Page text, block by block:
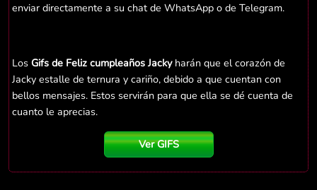
enviar directamente a su chat de WhatsApp o de Telegram.
Los Gifs de Feliz cumpleaños Jackyharán que el corazón de
Jacky estalle de ternura y cariño, debido a que cuentan con
bellos mensajes. Estos servirán para que ella se dé cuenta de
cuanto le aprecias.
Ver GIFS